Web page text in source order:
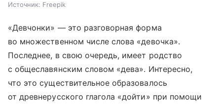
Источник: Freepik
«Девчонки» — это разговорная форма
во множественном числе слова «девочка».
Последнее, в свою очередь, имеет родство
с общеславянским словом «дева». Интересно,
что это существительное образовалось
от древнерусского глагола «дойти» при помощи